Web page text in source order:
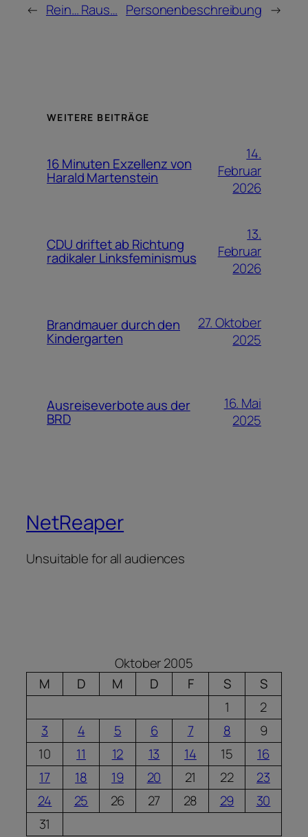
← Rein… Raus… Personenbeschreibung →
WEITERE BEITRÄGE
16 Minuten Exzellenz von
Harald Martenstein
14.
Februar
2026
CDU driftet ab Richtung
radikaler Linksfeminismus
13.
Februar
2026
Brandmauer durch den
Kindergarten
27. Oktober
2025
Ausreiseverbote aus der
BRD
16. Mai
2025
NetReaper
Unsuitable for all audiences
Oktober 2005
M
D M D F S
S
1
2
3
4 5 6 7 8
9
10
11 12 13 14 15
16
17
18 19 20 21 22
23
24
25 26 27 28 29
30
31